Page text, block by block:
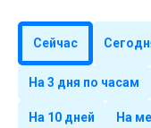
Сейчас
На 3 дня по часам
На 10 дней На